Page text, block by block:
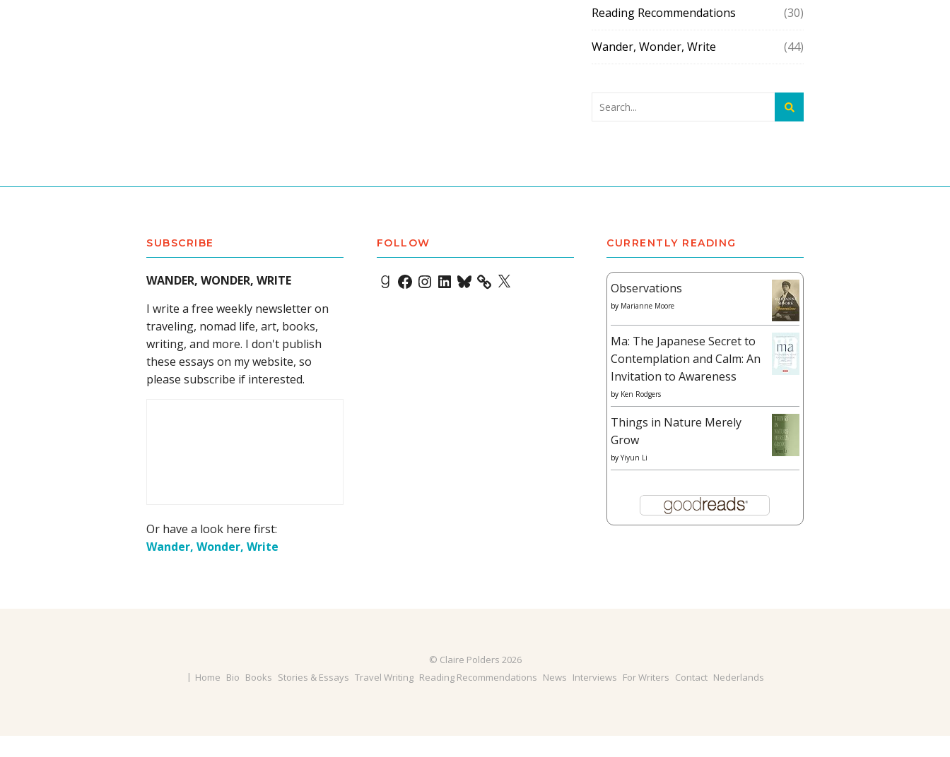
Reading Recommendations (30)
Wander, Wonder, Write (44)
SUBSCRIBE
WANDER, WONDER, WRITE
I write a free weekly newsletter on
traveling, nomad life, art, books,
writing, and more. I don't publish
these essays on my website, so
please subscribe if interested.
Or have a look here first:
Wander, Wonder, Write
FOLLOW
Goodreads
Facebook
Instagram
LinkedIn
Bluesky X
CURRENTLY READING
Observations
by Marianne Moore
Ma: The Japanese Secret to
Contemplation and Calm: An
Invitation to Awareness
by Ken Rodgers
Things in Nature Merely
Grow
by Yiyun Li
© Claire Polders 2026
Home Bio Books Stories & Essays Travel Writing Reading Recommendations News Interviews For Writers Contact Nederlands